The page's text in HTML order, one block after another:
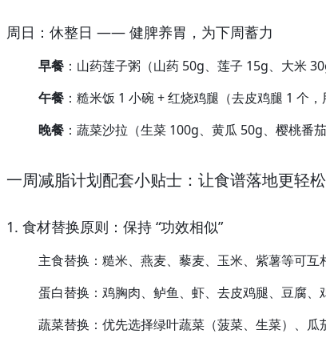
周日：休整日 —— 健脾养胃，为下周蓄力
早餐 ：山药莲子粥（山药 50g、莲子 15g、大米
午餐 ：糙米饭 1 小碗 + 红烧鸡腿（去皮鸡腿 1 个
晚餐 ：蔬菜沙拉（生菜 100g、黄瓜 50g、樱桃番
一周减脂计划配套小贴士：让食谱落地更轻松
1. 食材替换原则：保持 “功效相似”
主食替换：糙米、燕麦、藜麦、玉米、紫薯等可
蛋白替换：鸡胸肉、鲈鱼、虾、去皮鸡腿、豆腐、
蔬菜替换：优先选择绿叶蔬菜（菠菜、生菜）、